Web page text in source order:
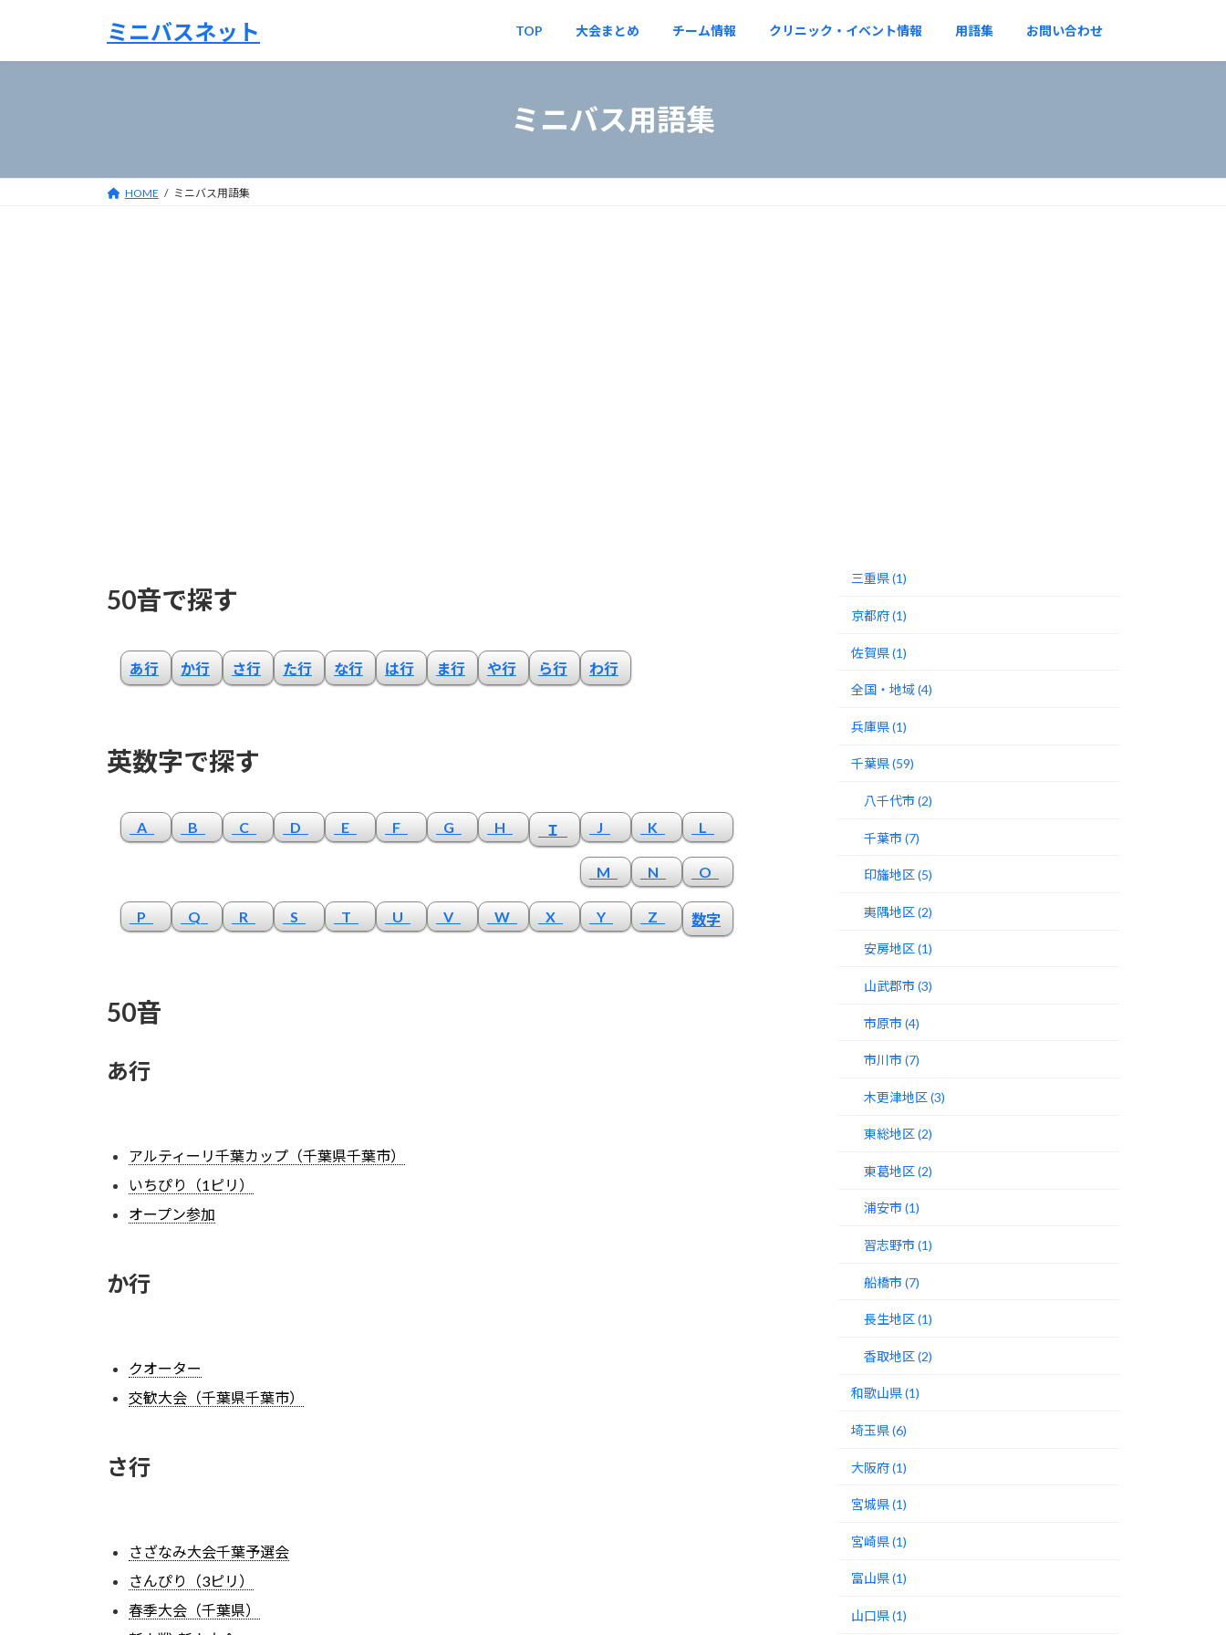
ミニバスネット TOP 大会まとめ チーム情報 クリニック・イベント情報 用語集 お問い合わせ
ミニバス用語集
HOME ミニバス用語集
50音で探す
あ行 か行 さ行 た行 な行 は行 ま行 や行 ら行 わ行
英数字で探す
A B C D E F G H Ｉ J K L
M N O
P Q R S T U V W X Y Z 数字
50音
あ行
アルティーリ千葉カップ（千葉県千葉市）
いちぴり（1ピリ）
オープン参加
か行
クオーター
交歓大会（千葉県千葉市）
さ行
さざなみ大会千葉予選会
さんぴり（3ピリ）
春季大会（千葉県）
三重県 (1)
京都府 (1)
佐賀県 (1)
全国・地域 (4)
兵庫県 (1)
千葉県 (59)
八千代市 (2)
千葉市 (7)
印旛地区 (5)
夷隅地区 (2)
安房地区 (1)
山武郡市 (3)
市原市 (4)
市川市 (7)
木更津地区 (3)
東総地区 (2)
東葛地区 (2)
浦安市 (1)
習志野市 (1)
船橋市 (7)
長生地区 (1)
香取地区 (2)
和歌山県 (1)
埼玉県 (6)
大阪府 (1)
宮城県 (1)
宮崎県 (1)
富山県 (1)
山口県 (1)